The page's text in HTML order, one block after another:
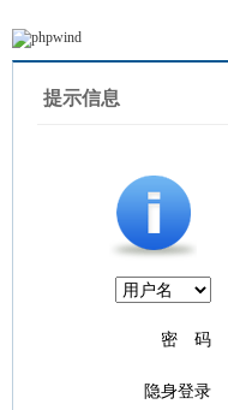
提示信息
密 码
隐身登录